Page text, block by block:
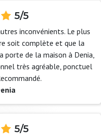
5/5
inconvénients. Le plus
soit complète et que la
de la maison à Denia,
très agréable, ponctuel
5/5